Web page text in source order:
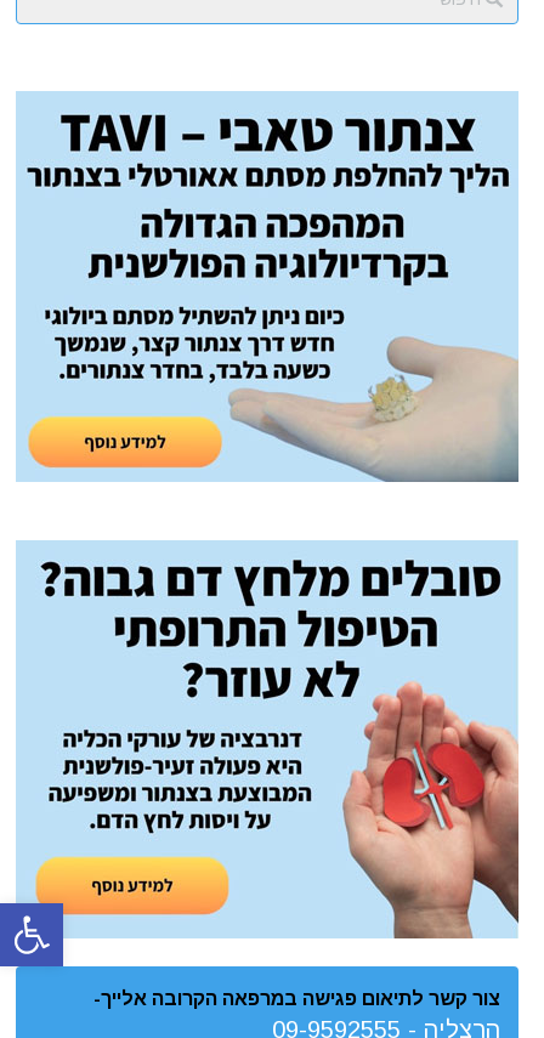
צור קשר לתיאום פגישה במרפאה הקרובה אלייך-
הרצליה - 09-9592555
פתח